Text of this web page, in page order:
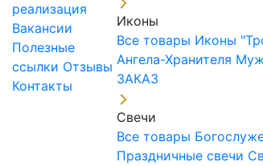
реализация
Вакансии
Полезные
ссылки Отзывы
Контакты
Иконы
Все товары Иконы
Ангела-Хранителя
ЗАКАЗ
Свечи
Все товары
Праздничные свечи